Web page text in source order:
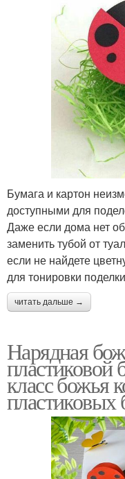
Бумага и картон
доступными для
Даже если дома нет
заменить тубой от
если не найдете
для тонировки
читать дальше →
Нарядная
пластиковой
класс божья
пластиковых